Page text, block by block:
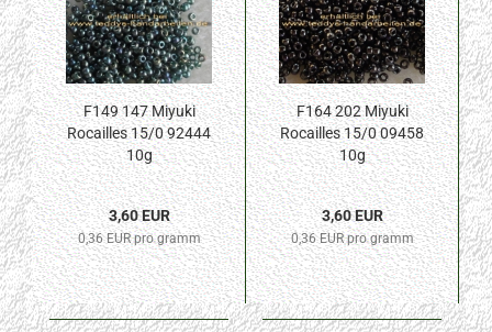
F149 147 Miyuki
Rocailles 15/0 92444
10g
3,60 EUR
0,36 EUR pro gramm
F164 202 Miyuki
Rocailles 15/0 09458
10g
3,60 EUR
0,36 EUR pro gramm